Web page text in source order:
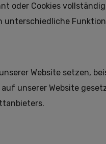
oder Cookies
Website setzen,
unserer Website